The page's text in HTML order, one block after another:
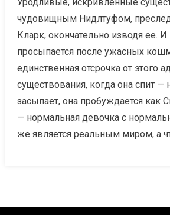
чудовищным Нидлтуфом,
Кларк, окончательно изводя ее.
просыпается после ужасных
единственная отсрочка от этого
существования, когда она спит —
засыпает, она пробуждается как
— нормальная девочка с
же является реальным миром, а